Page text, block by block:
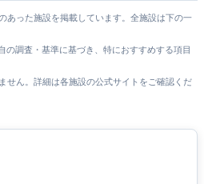
あった施設を掲載しています。全施設は下の一
調査・基準に基づき、特におすすめする項目
せん。詳細は各施設の公式サイトをご確認くだ